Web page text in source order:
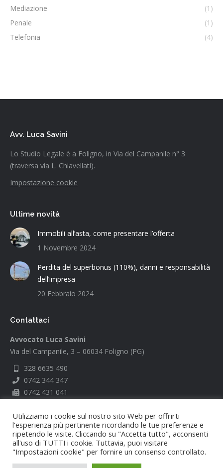
Mediazione
(1)
Penale
(1)
Telefonia
(4)
Avv. Luca Savini
Lo Studio Legale è a Foligno, in Via del Campanile n° 3
(traversa via L. Chiavellati).
Impostazione cookie
Ultime novità
Immobili all’asta, come presentare l’offerta
1 Novembre 2024
Perdita del superbonus (110%), danni e responsabilità
dell’impresa
20 Febbraio 2024
Contattaci
Avvocato Luca Savini
Via del Campanile, 3 – 06034 Foligno (PG)
328 6635 490
0742 344 347
0742 431 041
Utilizziamo i cookie sul nostro sito Web per offrirti
l'esperienza più pertinente ricordando le tue preferenze e
ripetendo le visite. Cliccando su "Accetta tutto", acconsenti
all'uso di TUTTI i cookie. Tuttavia, puoi visitare
"Impostazioni cookie" per fornire un consenso controllato.